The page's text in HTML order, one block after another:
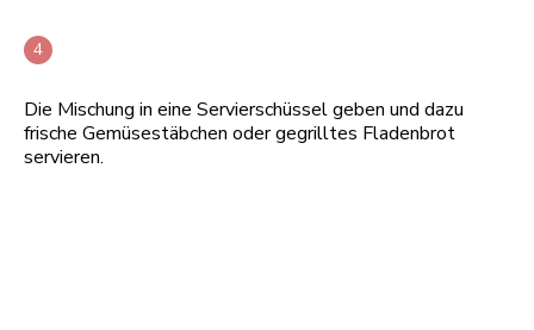
Die Mischung in eine Servierschüssel geben und dazu
frische Gemüsestäbchen oder gegrilltes Fladenbrot
servieren.